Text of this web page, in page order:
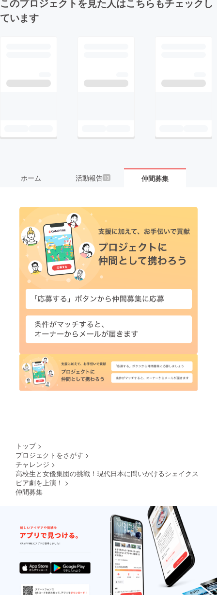
ています
ホーム 活動報告 13 仲間募集
トップ >
プロジェクトをさがす >
チャレンジ >
高校生と女優集団の挑戦！現代日本に問いかけるシェイクス
ピア劇を上演！ >
仲間募集